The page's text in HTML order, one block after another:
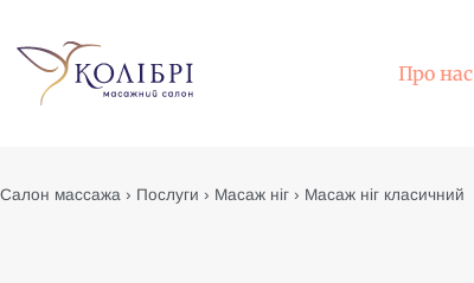
Про нас
Салон массажа › Послуги › Масаж ніг › Масаж ніг класичний